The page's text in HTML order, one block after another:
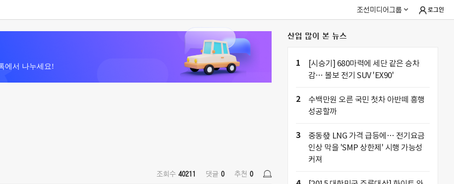
조선미디어그룹 로그인
에서 나누세요!
조회수 40211 댓글 0 추천 0
산업 많이 본 뉴스